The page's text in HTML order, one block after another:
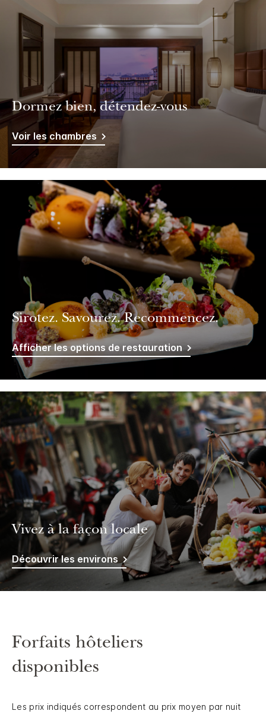
Dormez bien, détendez-vous
Voir les chambres
Sirotez. Savourez. Recommencez.
Afficher les options de restauration
Vivez à la façon locale
Découvrir les environs
Forfaits hôteliers
disponibles
Les prix indiqués correspondent au prix moyen par nuit